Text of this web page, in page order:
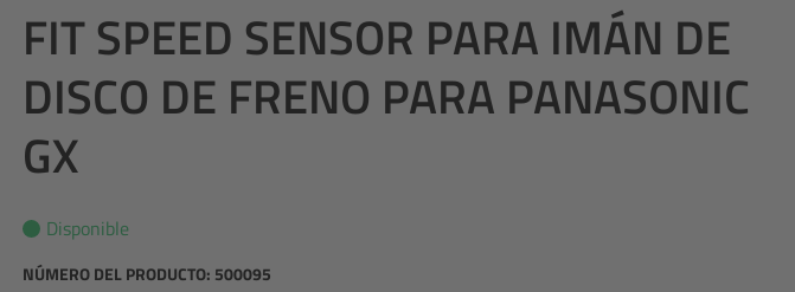
FIT SPEED SENSOR PARA IMÁN DE
DISCO DE FRENO PARA PANASONIC
GX
Disponible
NÚMERO DEL PRODUCTO: 500095